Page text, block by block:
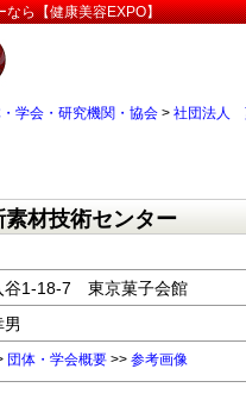
ら【健康美容EXPO】
・学会・研究機関・協会 > 社団法人
材技術センター
谷1-18-7 東京菓子会館
団体・学会概要 >> 参考画像